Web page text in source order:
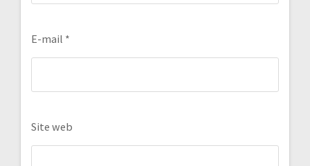
E-mail *
Site web